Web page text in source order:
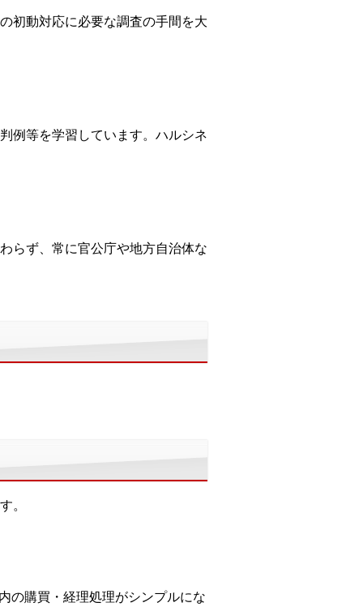
初動対応に必要な調査の手間を大
例等を学習しています。ハルシネ
らず、常に官公庁や地方自治体な
。
の購買・経理処理がシンプルにな